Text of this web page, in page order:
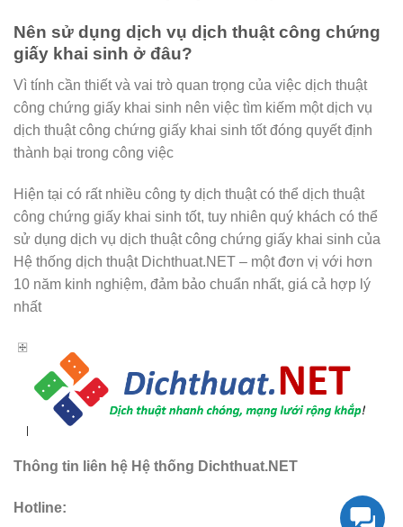
Nên sử dụng dịch vụ dịch thuật công chứng
giấy khai sinh ở đâu?
Vì tính cần thiết và vai trò quan trọng của việc dịch thuật
công chứng giấy khai sinh nên việc tìm kiếm một dịch vụ
dịch thuật công chứng giấy khai sinh tốt đóng quyết định
thành bại trong công việc
Hiện tại có rất nhiều công ty dịch thuật có thể dịch thuật
công chứng giấy khai sinh tốt, tuy nhiên quý khách có thể
sử dụng dịch vụ dịch thuật công chứng giấy khai sinh của
Hệ thống dịch thuật Dichthuat.NET – một đơn vị với hơn
10 năm kinh nghiệm, đảm bảo chuẩn nhất, giá cả hợp lý
nhất
Thông tin liên hệ Hệ thống Dichthuat.NET
Hotline: